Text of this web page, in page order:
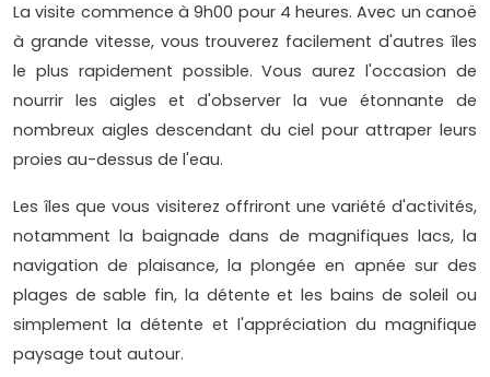
La visite commence à 9h00 pour 4 heures. Avec un canoë
à grande vitesse, vous trouverez facilement d'autres îles
le plus rapidement possible. Vous aurez l'occasion de
nourrir les aigles et d'observer la vue étonnante de
nombreux aigles descendant du ciel pour attraper leurs
proies au-dessus de l'eau.
Les îles que vous visiterez offriront une variété d'activités,
notamment la baignade dans de magnifiques lacs, la
navigation de plaisance, la plongée en apnée sur des
plages de sable fin, la détente et les bains de soleil ou
simplement la détente et l'appréciation du magnifique
paysage tout autour.